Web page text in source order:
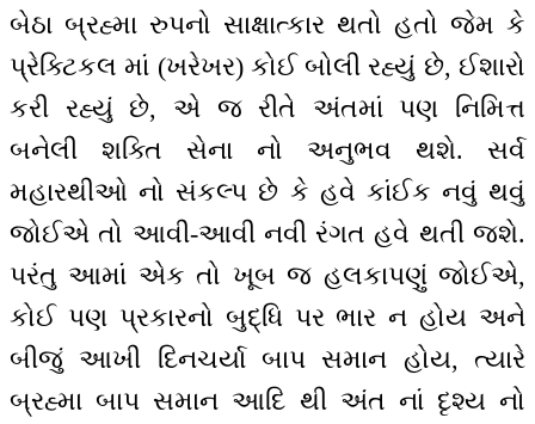
બેઠા બ્રહ્મા રુપનો સાક્ષાત્કાર થતો હતો જેમ કે
પ્રેક્ટિકલ માં (ખરેખર) કોઈ બોલી રહ્યું છે, ઈશારો
કરી રહ્યું છે, એ જ રીતે અંતમાં પણ નિમિત્ત
બનેલી શક્તિ સેના નો અનુભવ થશે. સર્વ
મહારથીઓ નો સંકલ્પ છે કે હવે કાંઈક નવું થવું
જોઈએ તો આવી-આવી નવી રંગત હવે થતી જશે.
પરંતુ આમાં એક તો ખૂબ જ હલકાપણું જોઈએ,
કોઈ પણ પ્રકારનો બુદ્ધિ પર ભાર ન હોય અને
બીજું આખી દિનચર્યા બાપ સમાન હોય, ત્યારે
બ્રહ્મા બાપ સમાન આદિ થી અંત નાં દૃશ્ય નો